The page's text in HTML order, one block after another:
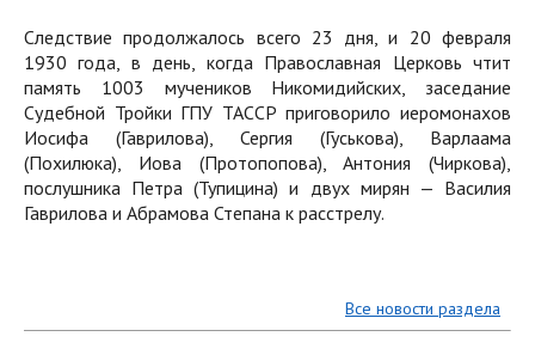
Следствие продолжалось всего 23 дня, и 20 февраля
1930 года, в день, когда Православная Церковь чтит
память 1003 мучеников Никомидийских, заседание
Судебной Тройки ГПУ ТАССР приговорило иеромонахов
Иосифа (Гаврилова), Сергия (Гуськова), Варлаама
(Похилюка), Иова (Протопопова), Антония (Чиркова),
послушника Петра (Тупицина) и двух мирян — Василия
Гаврилова и Абрамова Степана к расстрелу.
Все новости раздела